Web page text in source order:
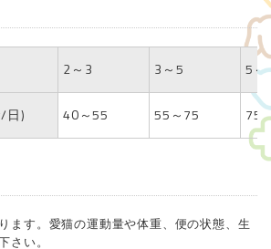
2～3 3～5 5～
日) 40～55 55～75 75
ます。愛猫の運動量や体重、便の状態、生
さい。